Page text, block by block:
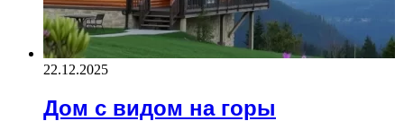
22.12.2025
Дом с видом на горы